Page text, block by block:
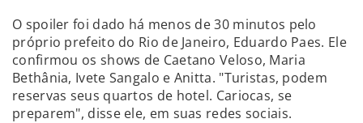
O spoiler foi dado há menos de 30 minutos pelo
próprio prefeito do Rio de Janeiro, Eduardo Paes. Ele
confirmou os shows de Caetano Veloso, Maria
Bethânia, Ivete Sangalo e Anitta. "Turistas, podem
reservas seus quartos de hotel. Cariocas, se
preparem", disse ele, em suas redes sociais.